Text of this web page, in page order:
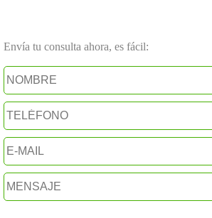
Envía tu consulta ahora, es fácil: